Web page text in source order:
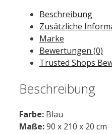
Menge
Beschreibung
Zusätzliche
Marke
Bewertungen (0)
Trusted Shops
Beschreibung
Farbe: Blau
Maße:90 x 210 x 20 cm